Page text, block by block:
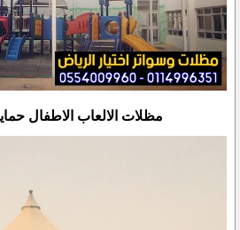
مظلات الالعاب الاطفال